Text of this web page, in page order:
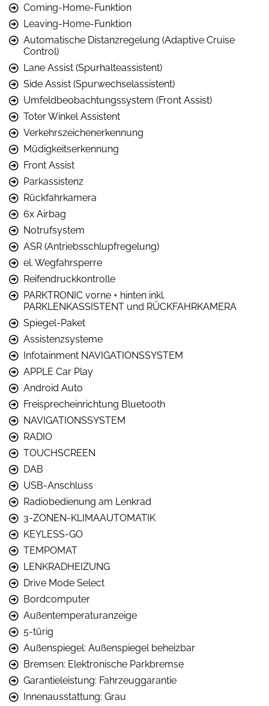
Coming-Home-Funktion
Leaving-Home-Funktion
Automatische Distanzregelung (Adaptive Cruise
Control)
Lane Assist (Spurhalteassistent)
Side Assist (Spurwechselassistent)
Umfeldbeobachtungssystem (Front Assist)
Toter Winkel Assistent
Verkehrszeichenerkennung
Müdigkeitserkennung
Front Assist
Parkassistenz
Rückfahrkamera
6x Airbag
Notrufsystem
ASR (Antriebsschlupfregelung)
el. Wegfahrsperre
Reifendruckkontrolle
PARKTRONIC vorne + hinten inkl.
PARKLENKASSISTENT und RÜCKFAHRKAMERA
Spiegel-Paket
Assistenzsysteme
Infotainment NAVIGATIONSSYSTEM
APPLE Car Play
Android Auto
Freisprecheinrichtung Bluetooth
NAVIGATIONSSYSTEM
RADIO
TOUCHSCREEN
DAB
USB-Anschluss
Radiobedienung am Lenkrad
3-ZONEN-KLIMAAUTOMATIK
KEYLESS-GO
TEMPOMAT
LENKRADHEIZUNG
Drive Mode Select
Bordcomputer
Außentemperaturanzeige
5-türig
Außenspiegel: Außenspiegel beheizbar
Bremsen: Elektronische Parkbremse
Garantieleistung: Fahrzeuggarantie
Innenausstattung: Grau